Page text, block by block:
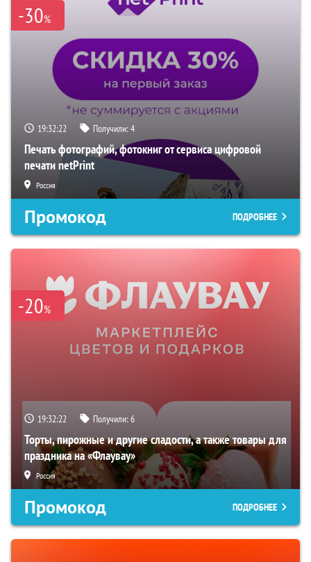
-30%
19:32:21 Получили:4
Печать фотографий, фотокниг от сервиса цифровой
печати netPrint
Россия
Промокод ПОДРОБНЕЕ
-20%
19:32:21 Получили:6
Торты, пирожные и другие сладости, а также товары для
праздника на «Флаувау»
Россия
Промокод ПОДРОБНЕЕ